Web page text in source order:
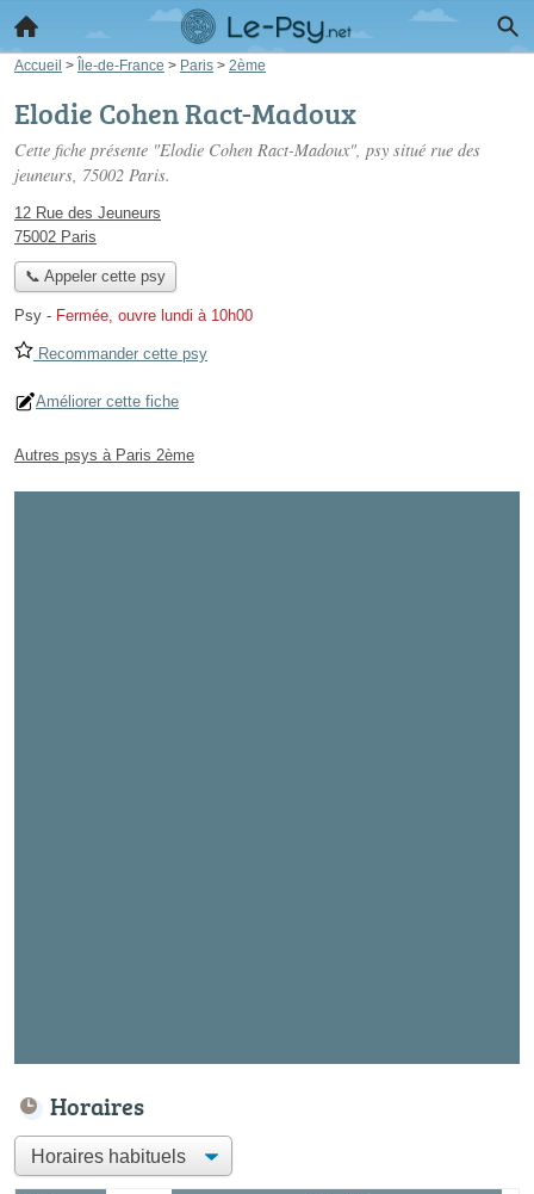
Accueil > Île-de-France > Paris > 2ème
Elodie Cohen Ract-Madoux
Cette fiche présente "Elodie Cohen Ract-Madoux", psy situé rue des
jeuneurs, 75002 Paris.
12 Rue des Jeuneurs
75002 Paris
📞 Appeler cette psy
Psy - Fermée, ouvre lundi à 10h00
Recommander cette psy
Améliorer cette fiche
Autres psys à Paris 2ème
Horaires